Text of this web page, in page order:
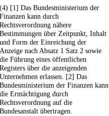
(4) [1] Das Bundesministerium der
Finanzen kann durch
Rechtsverordnung nähere
Bestimmungen über Zeitpunkt, Inhalt
und Form der Einreichung der
Anzeige nach Absatz 1 Satz 2 sowie
die Führung eines öffentlichen
Registers über die anzeigenden
Unternehmen erlassen. [2] Das
Bundesministerium der Finanzen kann
die Ermächtigung durch
Rechtsverordnung auf die
Bundesanstalt übertragen.